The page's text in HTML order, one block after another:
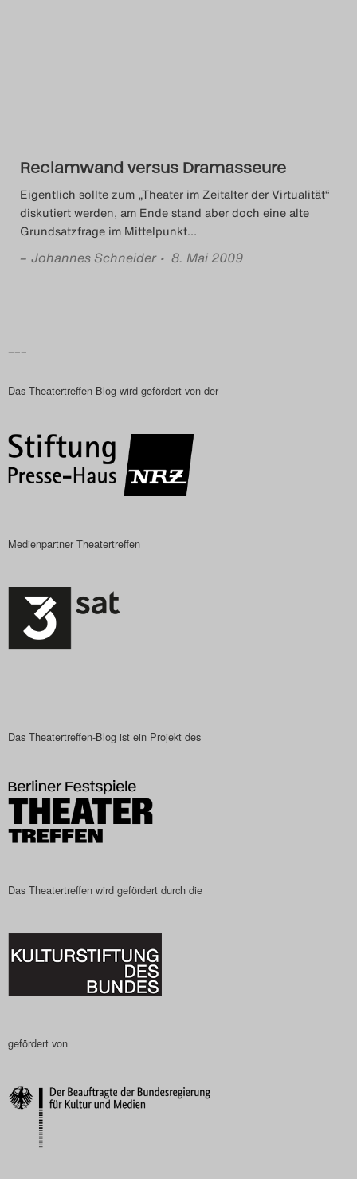
2023
Das Theatertreffen-Blog
2024
Das Theatertreffen-Blog
Das Theatertreffen-Blog
Nutzungsbedingungen
Search
Reclamwand versus Dramasseure
Eigentlich sollte zum „Theater im Zeitalter der Virtualität“
diskutiert werden, am Ende stand aber doch eine alte
Grundsatzfrage im Mittelpunkt…
– Johannes Schneider • 8. Mai 2009
–––
Das Theatertreffen-Blog wird gefördert von der
Medienpartner Theatertreffen
Das Theatertreffen-Blog ist ein Projekt des
Das Theatertreffen wird gefördert durch die
gefördert von